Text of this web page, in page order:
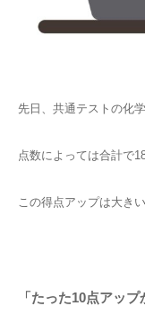
先日、共通テストの化
点数によっては合計で
この得点アップは大きい
「たった10点アップ